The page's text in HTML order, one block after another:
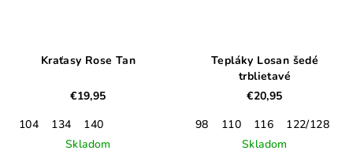
Kraťasy Rose Tan
€19,95
104
134
140
Skladom
Tepláky Losan šedé
trblietavé
€20,95
98
110 116
122/128
Skladom